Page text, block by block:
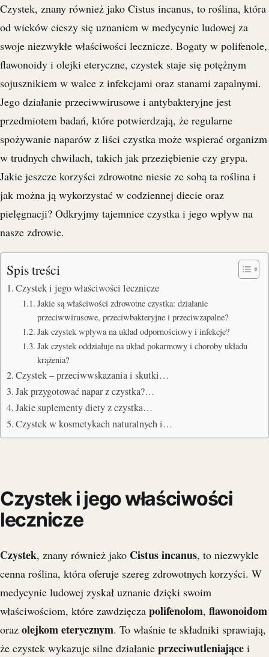
Czystek, znany również jako Cistus incanus, to roślina, która
od wieków cieszy się uznaniem w medycynie ludowej za
swoje niezwykłe właściwości lecznicze. Bogaty w polifenole,
flawonoidy i olejki eteryczne, czystek staje się potężnym
sojusznikiem w walce z infekcjami oraz stanami zapalnymi.
Jego działanie przeciwwirusowe i antybakteryjne jest
przedmiotem badań, które potwierdzają, że regularne
spożywanie naparów z liści czystka może wspierać organizm
w trudnych chwilach, takich jak przeziębienie czy grypa.
Jakie jeszcze korzyści zdrowotne niesie ze sobą ta roślina i
jak można ją wykorzystać w codziennej diecie oraz
pielęgnacji? Odkryjmy tajemnice czystka i jego wpływ na
nasze zdrowie.
Spis treści
Czystek i jego właściwości lecznicze
Jakie są właściwości zdrowotne czystka: działanie
przeciwwirusowe, przeciwbakteryjne i przeciwzapalne?
Jak czystek wpływa na układ odpornościowy i infekcje?
Jak czystek oddziałuje na układ pokarmowy i choroby układu
krążenia?
Czystek – przeciwwskazania i skutki…
Jak przygotować napar z czystka?…
Jakie suplementy diety z czystka…
Czystek w kosmetykach naturalnych i…
Czystek i jego właściwości
lecznicze
Czystek, znany również jako Cistus incanus, to niezwykle
cenna roślina, która oferuje szereg zdrowotnych korzyści. W
medycynie ludowej zyskał uznanie dzięki swoim
właściwościom, które zawdzięcza polifenolom, flawonoidom
oraz olejkom eterycznym. To właśnie te składniki sprawiają,
że czystek wykazuje silne działanie przeciwutleniające i